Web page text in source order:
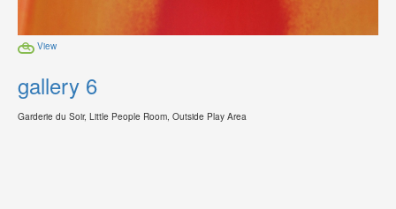
View
gallery 6
Garderie du Soir, Little People Room, Outside Play Area